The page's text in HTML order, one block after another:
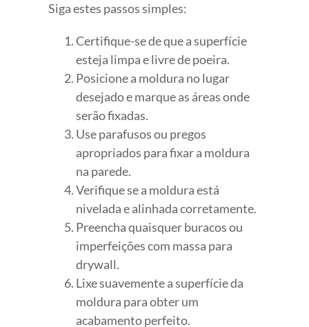
Siga estes passos simples:
Certifique-se de que a superfície
esteja limpa e livre de poeira.
Posicione a moldura no lugar
desejado e marque as áreas onde
serão fixadas.
Use parafusos ou pregos
apropriados para fixar a moldura
na parede.
Verifique se a moldura está
nivelada e alinhada corretamente.
Preencha quaisquer buracos ou
imperfeições com massa para
drywall.
Lixe suavemente a superfície da
moldura para obter um
acabamento perfeito.